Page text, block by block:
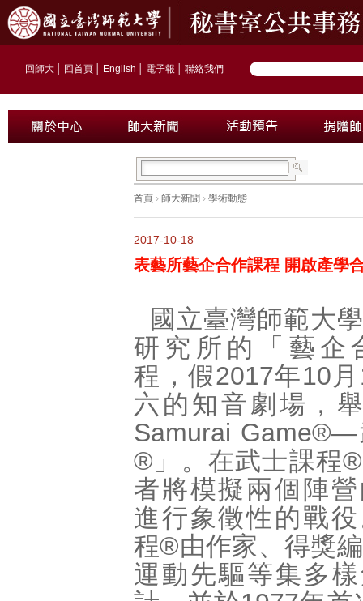
回師大 回首頁 English 電子報 聯絡我們
首頁 › 師大新聞 › 學術動態
2017-10-18
表藝所藝企合作課程 開啟產學
國立臺灣師範大
研究所的「藝企
程，假2017年10
六的知音劇場，
Samurai
®」。在武士課程
者將模擬兩個陣
進行象徵性的戰
程®由作家、得獎
運動先驅等集多